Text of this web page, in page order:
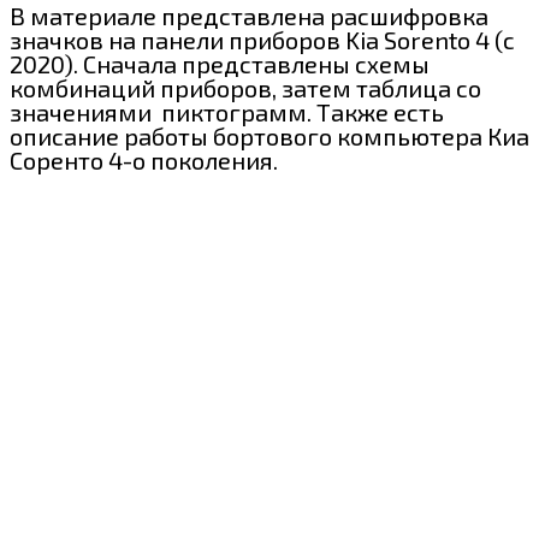
В материале представлена расшифровка
значков на панели приборов Kia Sorento 4 (с
2020). Сначала представлены схемы
комбинаций приборов, затем таблица со
значениями пиктограмм. Также есть
описание работы бортового компьютера Киа
Соренто 4-о поколения.